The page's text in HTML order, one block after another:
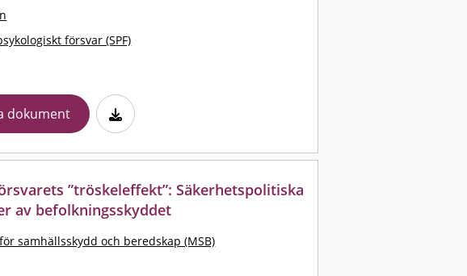
försvar (SPF)
dokument
”tröskeleffekt”: Säkerhetspolitiska
av befolkningsskyddet
samhällsskydd och beredskap (MSB)